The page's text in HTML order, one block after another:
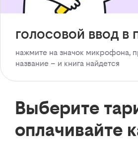
голосовой ввод в
нажмите на значок микрофона,
название – и книга найдется
Выберите
оплачивайте